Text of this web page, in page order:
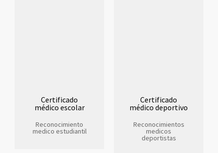
Certificado
médico escolar
Reconocimiento
medico estudiantil
Certificado
médico deportivo
Reconocimientos
medicos
deportistas